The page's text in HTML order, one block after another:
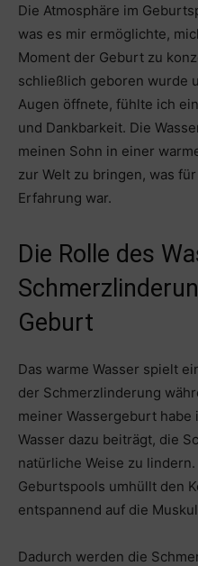
Die Atmosphäre im
was es mir ermöglichte,
Moment der Geburt zu
schließlich geboren wurde
Augen öffnete, fühlte ich
und Dankbarkeit. Die
meinen Sohn in einer
zur Welt zu bringen, was
Erfahrung war.
Die Rolle des
Geburt
Das warme Wasser spielt
der Schmerzlinderung
meiner Wassergeburt
Wasser dazu beiträgt, die
natürliche Weise zu
Geburtspools umhüllt den
entspannend auf die
Dadurch werden die